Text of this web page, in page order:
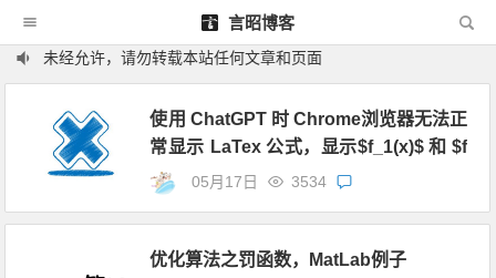
言昭博客
未经允许，请勿转载本站任何文章和页面
使用 ChatGPT 时 Chrome浏览器无法正
常显示 LaTex 公式，显示$f_1(x)$ 和 $f
_2(x)$05月17日 3534
优化算法之罚函数，MatLab例子